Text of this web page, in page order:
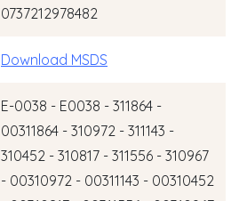
0737212978482
Download MSDS
E-0038 - E0038 - 311864 -
00311864 - 310972 - 311143 -
310452 - 310817 - 311556 - 310967
- 00310972 - 00311143 - 00310452